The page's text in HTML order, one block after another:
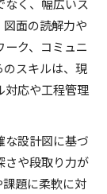
面の読解力や
ク、コミュニ
スキルは、現
対応や工程管理
な設計図に基づ
さや段取り力が
題に柔軟に対